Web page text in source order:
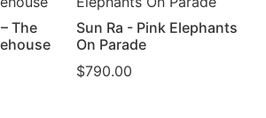
The
Sun Ra - Pink Elephants
On Parade
$790.00